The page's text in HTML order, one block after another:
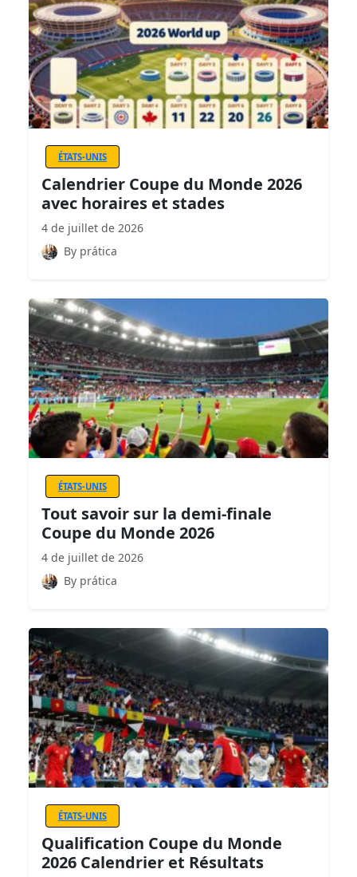
ÉTATS-UNIS
Calendrier Coupe du Monde 2026
avec horaires et stades
4 de juillet de 2026
By prática
ÉTATS-UNIS
Tout savoir sur la demi-finale
Coupe du Monde 2026
4 de juillet de 2026
By prática
ÉTATS-UNIS
Qualification Coupe du Monde
2026 Calendrier et Résultats